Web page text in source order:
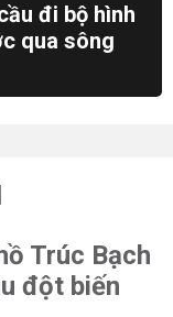
đi bộ hình
qua sông
Trúc Bạch
đột biến